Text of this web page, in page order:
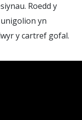
Roedd y
yn
y cartref gofal.